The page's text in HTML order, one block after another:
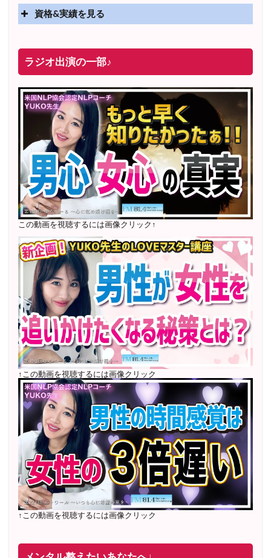
資格&実績を見る
2025年4月〜 altruismコミュニティ×講座オンラインサ
2025年5月〜 FMラジオ79.9「LOVEマスター講座」準
レギュラー出演中！
2023年12月〜 FM81.4ラジオFMハイホー「LOVEマス
ター講座」準レギュラー出演中！
〜2025年5月 個別セッション相談実績 1500名越え
2022年6月〜24年7月 自己肯定感を高めるメールレッス
ン1000名以上参加
〜2024年7月 恋愛テキスト動画セット販売実績
2022年7月〜12月 グループセッション開始 限定10名
様 随時満席
2022年4月 米国NLP協会認定NLPコーチ及び日本NLP能
力開発協会認定NLPコーチ資格取得
ラジオ出演の一部♪
この動画を視聴するには画像クリック↑
↑この動画を視聴するには画像クリック
↑この動画を視聴するには画像クリック